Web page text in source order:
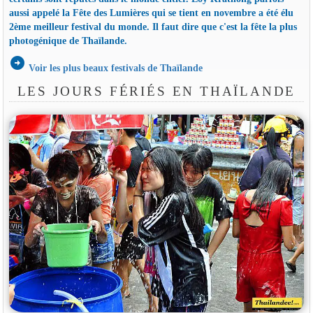
aussi appelé la Fête des Lumières qui se tient en novembre a été élu
2ème meilleur festival du monde. Il faut dire que c'est la fête la plus
photogénique de Thaïlande.
arrow_circle_right Voir les plus beaux festivals de Thaïlande
LES JOURS FÉRIÉS EN THAÏLANDE